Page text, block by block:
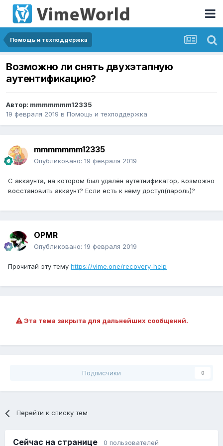
Помощь и техподдержка
Возможно ли снять двухэтапную
аутентификацию?
Автор: mmmmmmm12335
19 февраля 2019 в Помощь и техподдержка
mmmmmmm12335
Опубликовано: 19 февраля 2019
С аккаунта, на котором был удалён аутетнификатор, возможно
восстановить аккаунт? Если есть к нему доступ(пароль)?
OPMR
Опубликовано: 19 февраля 2019
Прочитай эту тему https://vime.one/recovery-help
Эта тема закрыта для дальнейших сообщений.
Подписчики 0
Перейти к списку тем
Сейчас на странице 0 пользователей